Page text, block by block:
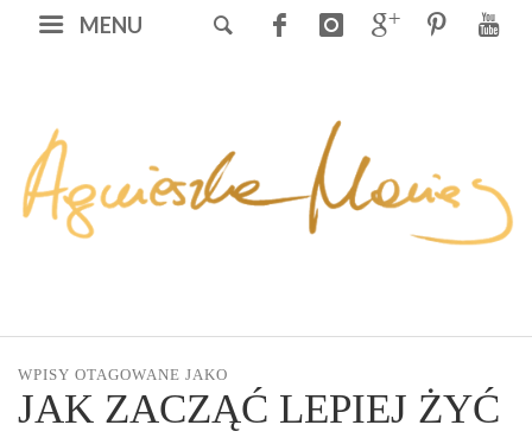
MENU
WPISY OTAGOWANE JAKO
JAK ZACZĄĆ LEPIEJ ŻYĆ